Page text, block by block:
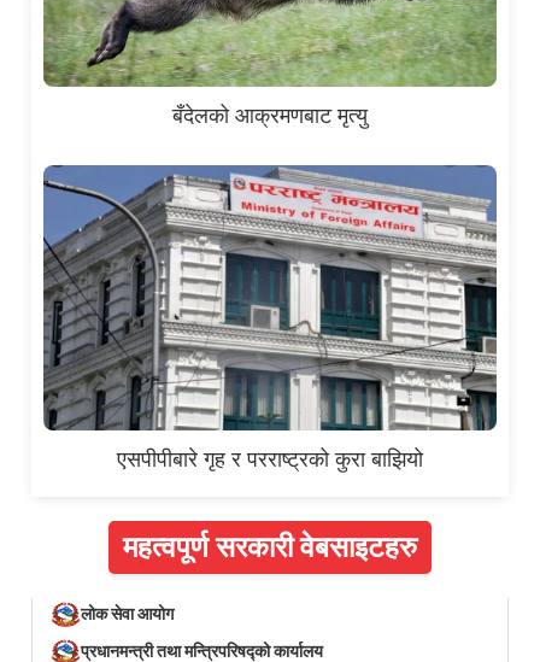
बँदेलको आक्रमणबाट मृत्यु
एसपीपीबारे गृह र परराष्ट्रको कुरा बाझियो
महत्वपूर्ण सरकारी वेबसाइटहरु
लोक सेवा आयोग
प्रधानमन्त्री तथा मन्त्रिपरिषद्को कार्यालय